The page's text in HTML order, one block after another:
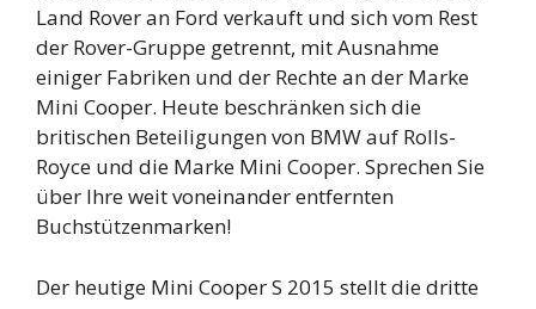
Land Rover an Ford verkauft und sich vom Rest
der Rover-Gruppe getrennt, mit Ausnahme
einiger Fabriken und der Rechte an der Marke
Mini Cooper. Heute beschränken sich die
britischen Beteiligungen von BMW auf Rolls-
Royce und die Marke Mini Cooper. Sprechen Sie
über Ihre weit voneinander entfernten
Buchstützenmarken!
Der heutige Mini Cooper S 2015 stellt die dritte